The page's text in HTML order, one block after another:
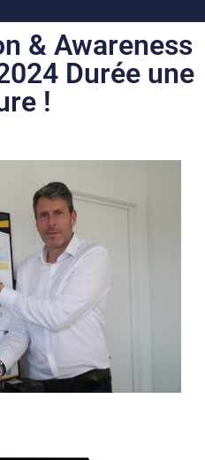
& Awareness
Durée une
!